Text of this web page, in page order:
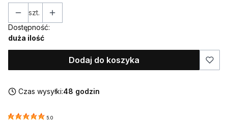
szt.
Dostępność:
duża ilość
Dodaj do koszyka
Czas wysyłki:48 godzin
5.0